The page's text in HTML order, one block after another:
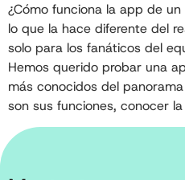
¿Cómo funciona la app de
lo que la hace diferente del
solo para los fanáticos del
Hemos querido probar una
más conocidos del
son sus funciones, conocer